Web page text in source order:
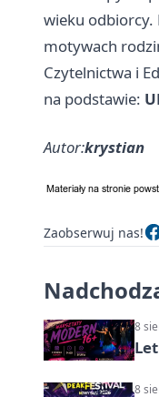
wieku odbiorcy.
motywach
Czytelnictwa i
na podstawie:
Autor:krystian
Zaobserwuj nas!
8
8